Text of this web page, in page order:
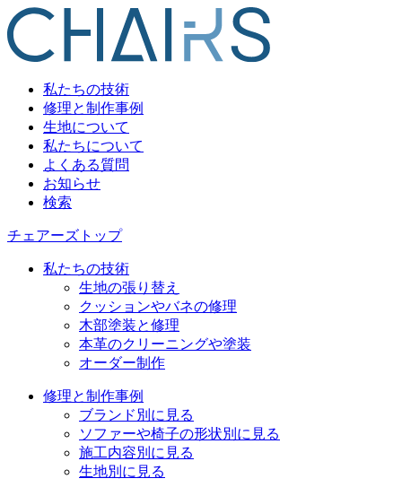
私たちの技術
修理と制作事例
生地について
私たちについて
よくある質問
お知らせ
検索
チェアーズトップ
私たちの技術
生地の張り替え
クッションやバネの修理
木部塗装と修理
本革のクリーニングや塗装
オーダー制作
修理と制作事例
ブランド別に見る
ソファーや椅子の形状別に見る
施工内容別に見る
生地別に見る